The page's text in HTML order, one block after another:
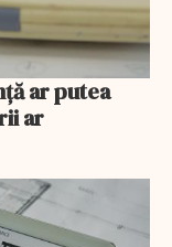
ar putea
ar